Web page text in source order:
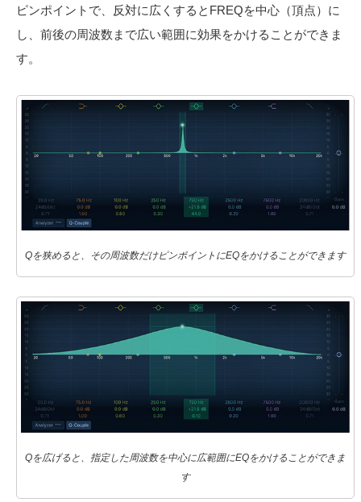
ピンポイントで、反対に広くするとFREQを中心（頂点）に
し、前後の周波数まで広い範囲に効果をかけることができま
す。
Qを狭めると、その周波数だけピンポイントにEQをかけることができます
Qを広げると、指定した周波数を中心に広範囲にEQをかけることができま
す